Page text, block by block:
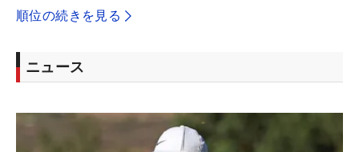
順位の続きを見る
ニュース